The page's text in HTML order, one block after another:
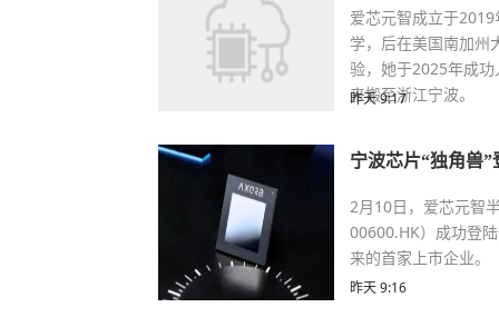
爱芯元智成立于
学，后在美国南加州
验，她于2025年成
来搬至浙江宁波。
昨天 9:17
宁波芯片“独角兽”
2月10日，爱芯元智
00600.HK）成功登
来的首家上市企业。
昨天 9:16